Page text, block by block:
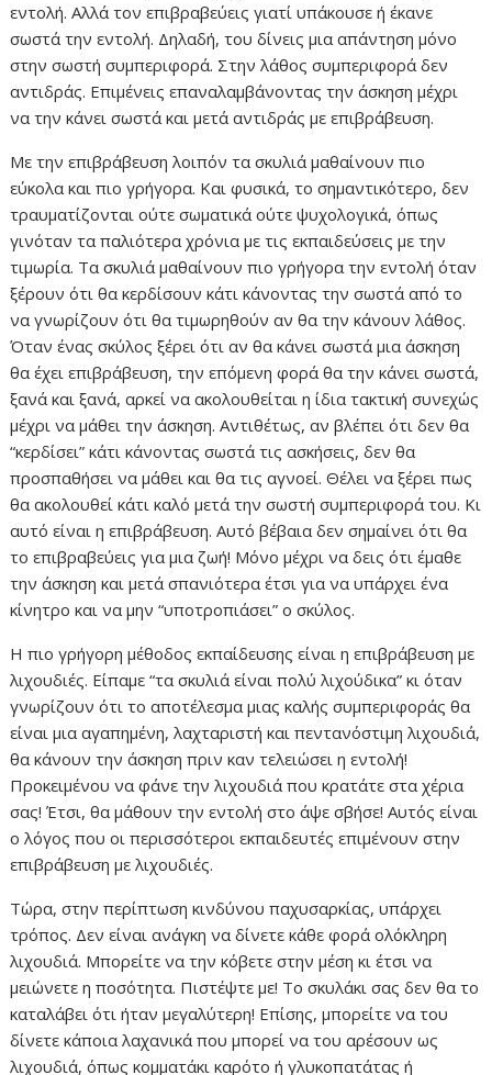
εντολή. Αλλά τον επιβραβεύεις γιατί υπάκουσε ή έκανε
σωστά την εντολή. Δηλαδή, του δίνεις μια απάντηση μόνο
στην σωστή συμπεριφορά. Στην λάθος συμπεριφορά δεν
αντιδράς. Επιμένεις επαναλαμβάνοντας την άσκηση μέχρι
να την κάνει σωστά και μετά αντιδράς με επιβράβευση.
Με την επιβράβευση λοιπόν τα σκυλιά μαθαίνουν πιο
εύκολα και πιο γρήγορα. Και φυσικά, το σημαντικότερο, δεν
τραυματίζονται ούτε σωματικά ούτε ψυχολογικά, όπως
γινόταν τα παλιότερα χρόνια με τις εκπαιδεύσεις με την
τιμωρία. Τα σκυλιά μαθαίνουν πιο γρήγορα την εντολή όταν
ξέρουν ότι θα κερδίσουν κάτι κάνοντας την σωστά από το
να γνωρίζουν ότι θα τιμωρηθούν αν θα την κάνουν λάθος.
Όταν ένας σκύλος ξέρει ότι αν θα κάνει σωστά μια άσκηση
θα έχει επιβράβευση, την επόμενη φορά θα την κάνει σωστά,
ξανά και ξανά, αρκεί να ακολουθείται η ίδια τακτική συνεχώς
μέχρι να μάθει την άσκηση. Αντιθέτως, αν βλέπει ότι δεν θα
“κερδίσει” κάτι κάνοντας σωστά τις ασκήσεις, δεν θα
προσπαθήσει να μάθει και θα τις αγνοεί. Θέλει να ξέρει πως
θα ακολουθεί κάτι καλό μετά την σωστή συμπεριφορά του. Κι
αυτό είναι η επιβράβευση. Αυτό βέβαια δεν σημαίνει ότι θα
το επιβραβεύεις για μια ζωή! Μόνο μέχρι να δεις ότι έμαθε
την άσκηση και μετά σπανιότερα έτσι για να υπάρχει ένα
κίνητρο και να μην “υποτροπιάσει” ο σκύλος.
Η πιο γρήγορη μέθοδος εκπαίδευσης είναι η επιβράβευση με
λιχουδιές. Είπαμε “τα σκυλιά είναι πολύ λιχούδικα” κι όταν
γνωρίζουν ότι το αποτέλεσμα μιας καλής συμπεριφοράς θα
είναι μια αγαπημένη, λαχταριστή και πεντανόστιμη λιχουδιά,
θα κάνουν την άσκηση πριν καν τελειώσει η εντολή!
Προκειμένου να φάνε την λιχουδιά που κρατάτε στα χέρια
σας! Έτσι, θα μάθουν την εντολή στο άψε σβήσε! Αυτός είναι
ο λόγος που οι περισσότεροι εκπαιδευτές επιμένουν στην
επιβράβευση με λιχουδιές.
Τώρα, στην περίπτωση κινδύνου παχυσαρκίας, υπάρχει
τρόπος. Δεν είναι ανάγκη να δίνετε κάθε φορά ολόκληρη
λιχουδιά. Μπορείτε να την κόβετε στην μέση κι έτσι να
μειώνετε η ποσότητα. Πιστέψτε με! Το σκυλάκι σας δεν θα το
καταλάβει ότι ήταν μεγαλύτερη! Επίσης, μπορείτε να του
δίνετε κάποια λαχανικά που μπορεί να του αρέσουν ως
λιχουδιά, όπως κομματάκι καρότο ή γλυκοπατάτας ή